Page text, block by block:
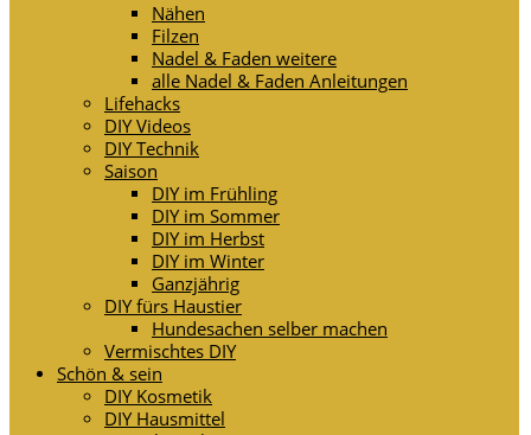
Nähen
Filzen
Nadel & Faden weitere
alle Nadel & Faden Anleitungen
Lifehacks
DIY Videos
DIY Technik
Saison
DIY im Frühling
DIY im Sommer
DIY im Herbst
DIY im Winter
Ganzjährig
DIY fürs Haustier
Hundesachen selber machen
Vermischtes DIY
Schön & sein
DIY Kosmetik
DIY Hausmittel